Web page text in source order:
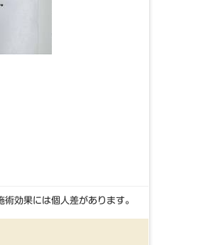
効果には個人差があります。